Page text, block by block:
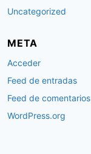
Uncategorized
META
Acceder
Feed de entradas
Feed de comentarios
WordPress.org